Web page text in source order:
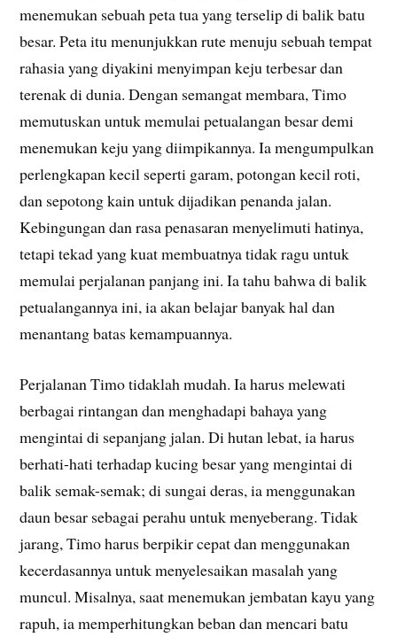
menemukan sebuah peta tua yang terselip di balik batu
besar. Peta itu menunjukkan rute menuju sebuah tempat
rahasia yang diyakini menyimpan keju terbesar dan
terenak di dunia. Dengan semangat membara, Timo
memutuskan untuk memulai petualangan besar demi
menemukan keju yang diimpikannya. Ia mengumpulkan
perlengkapan kecil seperti garam, potongan kecil roti,
dan sepotong kain untuk dijadikan penanda jalan.
Kebingungan dan rasa penasaran menyelimuti hatinya,
tetapi tekad yang kuat membuatnya tidak ragu untuk
memulai perjalanan panjang ini. Ia tahu bahwa di balik
petualangannya ini, ia akan belajar banyak hal dan
menantang batas kemampuannya.
Perjalanan Timo tidaklah mudah. Ia harus melewati
berbagai rintangan dan menghadapi bahaya yang
mengintai di sepanjang jalan. Di hutan lebat, ia harus
berhati-hati terhadap kucing besar yang mengintai di
balik semak-semak; di sungai deras, ia menggunakan
daun besar sebagai perahu untuk menyeberang. Tidak
jarang, Timo harus berpikir cepat dan menggunakan
kecerdasannya untuk menyelesaikan masalah yang
muncul. Misalnya, saat menemukan jembatan kayu yang
rapuh, ia memperhitungkan beban dan mencari batu